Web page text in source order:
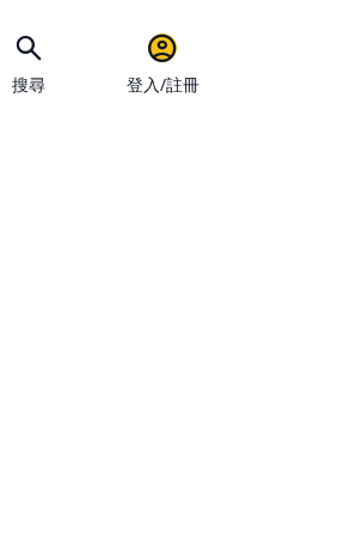
搜尋 登入/註冊